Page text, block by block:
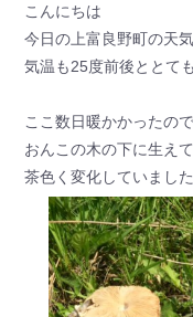
こんにちは
今日の上富良野町の天
気温も25度前後ととて
ここ数日暖かかったので
おんこの木の下に生え
茶色く変化していました